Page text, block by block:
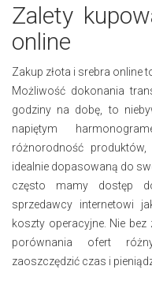
Zalety
online
Zakup złota i srebra online
Możliwość dokonania
godziny na dobę, to
napiętym
różnorodność
idealnie dopasowaną do
często mamy dostęp
sprzedawcy internetowi
koszty operacyjne. Nie
porównania ofert
zaoszczędzić czas i